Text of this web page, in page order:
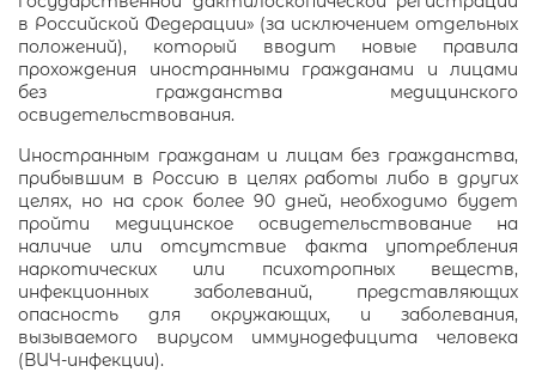
в Российской Федерации» (за исключением отдельных
положений), который вводит новые правила
прохождения иностранными гражданами и лицами
без гражданства медицинского
освидетельствования.
Иностранным гражданам и лицам без гражданства,
прибывшим в Россию в целях работы либо в других
целях, но на срок более 90 дней, необходимо будет
пройти медицинское освидетельствование на
наличие или отсутствие факта употребления
наркотических или психотропных веществ,
инфекционных заболеваний, представляющих
опасность для окружающих, и заболевания,
вызываемого вирусом иммунодефицита человека
(ВИЧ-инфекции).